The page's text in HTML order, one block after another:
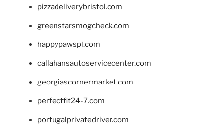
pizzadeliverybristol.com
greenstarsmogcheck.com
happypawspl.com
callahansautoservicecenter.com
georgiascornermarket.com
perfectfit24-7.com
portugalprivatedriver.com